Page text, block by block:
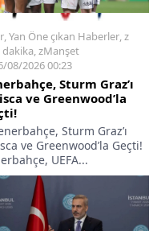
,Yan Öne çıkan Haberler,z
dakika,zManşet
08/2026 00:23
Sturm Graz’ı
ve Greenwood’la
Sturm Graz’ı
ve Greenwood’la Geçti!
UEFA...